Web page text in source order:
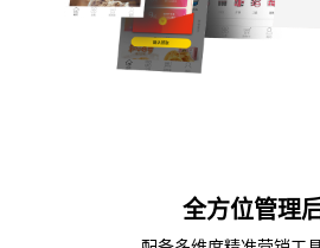
全方位管理